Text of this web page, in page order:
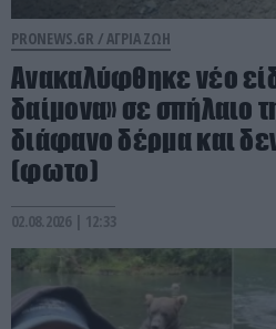
PRONEWS.GR /ΑΓΡΙΑ ΖΩΗ
Ανακαλύφθηκε νέο
δαίμονα» σε σπήλαιο
διάφανο δέρμα και
(φωτο)
02.08.2026 | 12:33